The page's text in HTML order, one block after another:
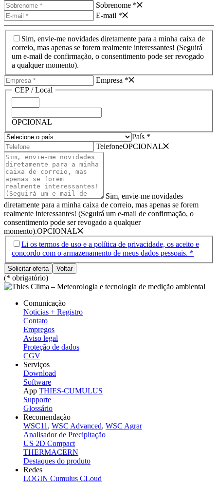
Sobrenome *
E-mail *
Sim, envie-me novidades diretamente para a minha caixa de
correio, mas apenas se forem realmente interessantes! (Seguirá
um e-mail de confirmação, o consentimento pode ser revogado
a qualquer momento).
Empresa *
CEP /­ Local
OPCIONAL
País *
TelefoneOPCIONAL
Sim, envie-me novidades
diretamente para a minha caixa de correio, mas apenas se forem
realmente interessantes! (Seguirá um e-mail de confirmação, o
consentimento pode ser revogado a qualquer
momento).OPCIONAL
Li os termos de uso e a política de privacidade, os aceito e
concordo com o armazenamento de meus dados pessoais. *
(* obrigatório)
Comunicação
Noticias + Registro
Contato
Empregos
Aviso legal
Proteção de dados
CGV
Serviços
Download
Software
App THIES-CUMULUS
Supporte
Glossário
Recomendação
WSC11 , WSC Advanced, WSC Agrar
Analisador de Precipitação
US 2D Compact
THERMACERN
Destaques do produto
Redes
LOGIN Cumulus CLoud